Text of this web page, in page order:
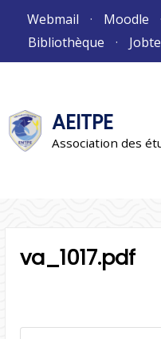
Webmail Moodle
Bibliothèque
AEITPE
Association des
va_1017.pdf